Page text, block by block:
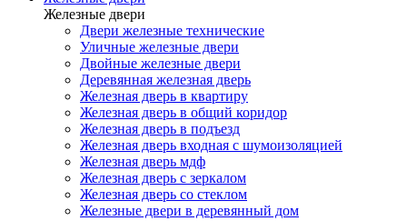
Железные двери
Двери железные технические
Уличные железные двери
Двойные железные двери
Деревянная железная дверь
Железная дверь в квартиру
Железная дверь в общий коридор
Железная дверь в подъезд
Железная дверь входная с шумоизоляцией
Железная дверь мдф
Железная дверь с зеркалом
Железная дверь со стеклом
Железные двери в деревянный дом